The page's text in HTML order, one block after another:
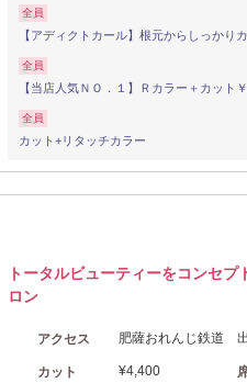
全員
【アディクトカール】根元からしっかり
全員
【当店人気ＮＯ．１】Ｒカラー＋カット
全員
カット+リタッチカラー
トータルビューティーをコンセ
ロン
アクセス 肥薩おれんじ鉄道
カット ¥4,400